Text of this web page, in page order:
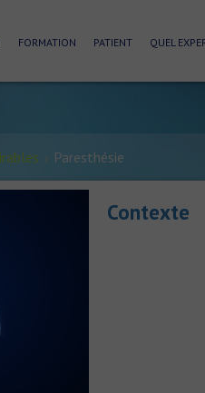
FORMATION PATIENT QUEL
Paresthésie
Contexte